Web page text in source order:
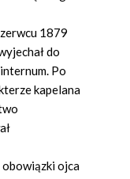
1879
do
Po
kapelana
obowiązki ojca